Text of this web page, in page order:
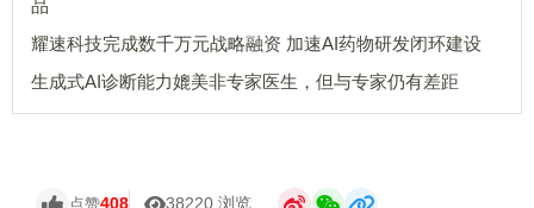
品
耀速科技完成数千万元战略融资 加速AI药物研发闭环建设
生成式AI诊断能力媲美非专家医生，但与专家仍有差距
点赞408 38220 浏览